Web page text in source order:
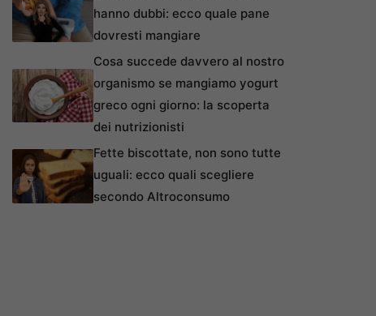
hanno dubbi: ecco quale pane
dovresti mangiare
Cosa succede davvero al nostro
organismo se mangiamo yogurt
greco ogni giorno: la scoperta
dei nutrizionisti
Fette biscottate, non sono tutte
uguali: ecco quali scegliere
secondo Altroconsumo